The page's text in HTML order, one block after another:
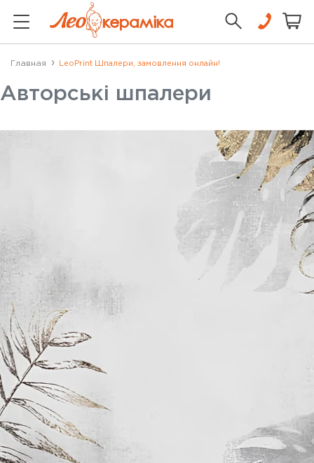
Главная LeoPrint Шпалери, замовлення онлайн!
Авторські шпалери